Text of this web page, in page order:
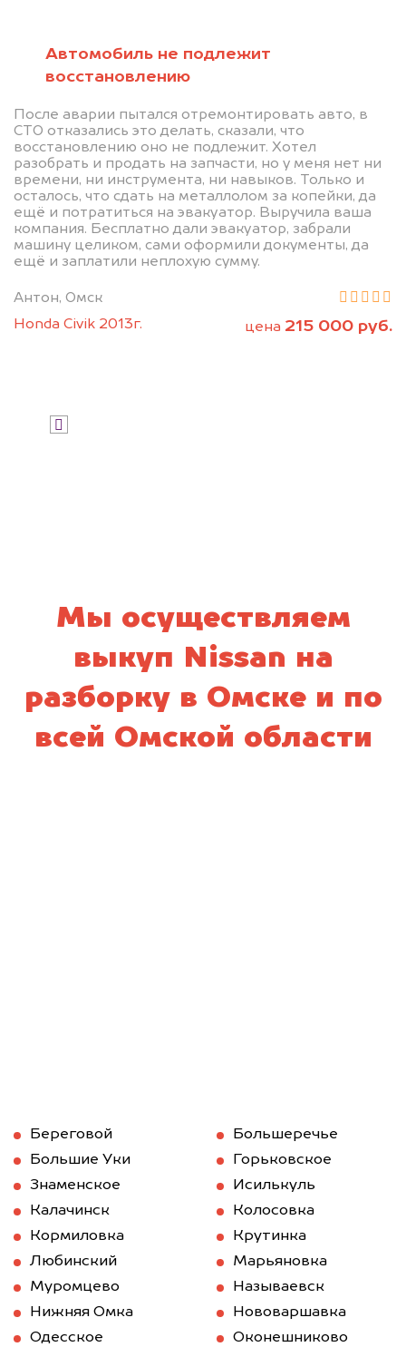
Автомобиль не подлежит
восстановлению
После аварии пытался отремонтировать авто, в
СТО отказались это делать, сказали, что
восстановлению оно не подлежит. Хотел
разобрать и продать на запчасти, но у меня нет ни
времени, ни инструмента, ни навыков. Только и
осталось, что сдать на металлолом за копейки, да
ещё и потратиться на эвакуатор. Выручила ваша
компания. Бесплатно дали эвакуатор, забрали
машину целиком, сами оформили документы, да
ещё и заплатили неплохую сумму.
Антон, Омск
Honda Civik 2013г.
цена 215 000 руб.
БЕСПЛАТНО
разборку.
Мы купим ваше авто на 20.000 руб.
дороже, чем предлагают на
автоаукционах.
Мы осуществляем
выкуп Nissan на
разборку в Омске и по
всей Омской области
Береговой
Большеречье
Большие Уки
Горьковское
Знаменское
Исилькуль
Калачинск
Колосовка
Кормиловка
Крутинка
Любинский
Марьяновка
Муромцево
Называевск
Нижняя Омка
Нововаршавка
Одесское
Оконешниково